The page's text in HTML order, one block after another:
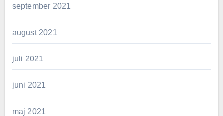
september 2021
august 2021
juli 2021
juni 2021
maj 2021